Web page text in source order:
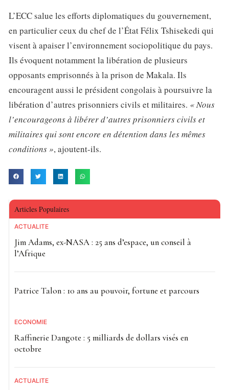
L’ECC salue les efforts diplomatiques du gouvernement,
en particulier ceux du chef de l’État Félix Tshisekedi qui
visent à apaiser l’environnement sociopolitique du pays.
Ils évoquent notamment la libération de plusieurs
opposants emprisonnés à la prison de Makala. Ils
encouragent aussi le président congolais à poursuivre la
libération d’autres prisonniers civils et militaires. « Nous
l’encourageons à libérer d’autres prisonniers civils et
militaires qui sont encore en détention dans les mêmes
conditions », ajoutent-ils.
Articles Populaires
ACTUALITE
Jim Adams, ex-NASA : 25 ans d’espace, un conseil à
l’Afrique
Patrice Talon : 10 ans au pouvoir, fortune et parcours
ECONOMIE
Raffinerie Dangote : 5 milliards de dollars visés en
octobre
ACTUALITE